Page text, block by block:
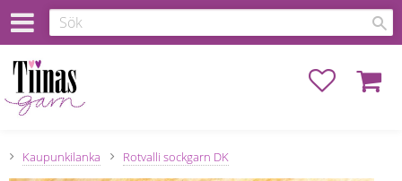
Favoriter
Kaupunkilanka Rotvalli sockgarn DK